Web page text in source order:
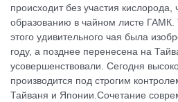
происходит без участия кислорода,
образованию в чайном листе ГАМК.
этого удивительного чая была
году, а позднее перенесена на
усовершенствовали. Сегодня
производится под строгим
Тайваня и Японии.Сочетание